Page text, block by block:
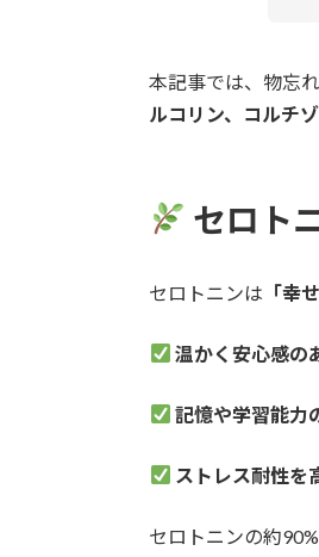
本記事では、物忘
ルコリン、コルチ
セロト
セロトニンは 「幸
温かく安心感の
記憶や学習能力
ストレス耐性を
セロトニンの約